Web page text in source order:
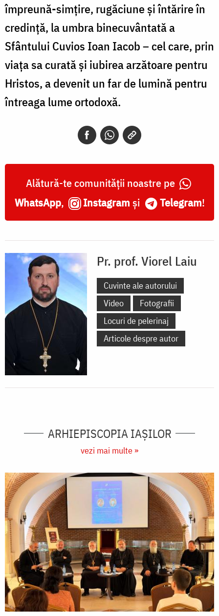
împreună-simțire, rugăciune și întărire în
credință, la umbra binecuvântată a
Sfântului Cuvios Ioan Iacob – cel care, prin
viața sa curată și iubirea arzătoare pentru
Hristos, a devenit un far de lumină pentru
întreaga lume ortodoxă.
Alătură-te comunității noastre pe
WhatsApp, Instagram și Telegram!
Pr. prof. Viorel Laiu
Cuvinte ale autorului
Video
Fotografii
Locuri de pelerinaj
Articole despre autor
ARHIEPISCOPIA IAŞILOR
vezi mai multe »